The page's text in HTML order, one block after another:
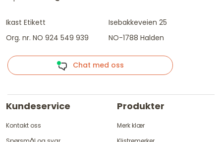
Ikast Etikett
Org. nr. NO 924 549 939
Isebakkeveien 25
NO-1788 Halden
Chat med oss
Kundeservice
Kontakt oss
Produkter
Merk klær